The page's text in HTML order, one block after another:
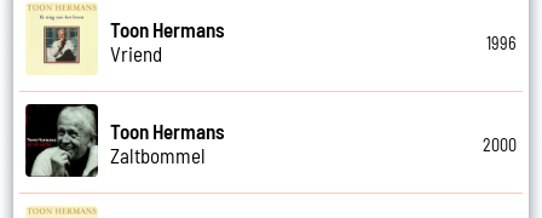
Toon Hermans
Vriend
1996
Toon Hermans
Zaltbommel
2000